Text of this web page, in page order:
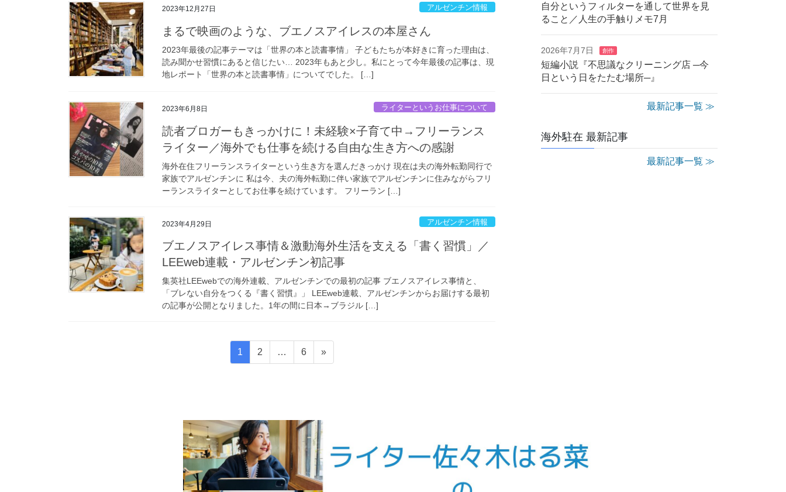
2023年12月27日 アルゼンチン情報
まるで映画のような、ブエノスアイレスの本屋さん
2023年最後の記事テーマは「世界の本と読書事情」 子どもたちが本好きに育った理由は、
読み聞かせ習慣にあると信じたい… 2023年もあと少し。私にとって今年最後の記事は、現
地レポート「世界の本と読書事情」についてでした。 […]
2023年6月8日 ライターというお仕事について
読者ブロガーもきっかけに！未経験×子育て中→フリーランス
ライター／海外でも仕事を続ける自由な生き方への感謝
海外在住フリーランスライターという生き方を選んだきっかけ 現在は夫の海外転勤同行で
家族でアルゼンチンに 私は今、夫の海外転勤に伴い家族でアルゼンチンに住みながらフリ
ーランスライターとしてお仕事を続けています。 フリーラン […]
2023年4月29日 アルゼンチン情報
ブエノスアイレス事情＆激動海外生活を支える「書く習慣」／
LEEweb連載・アルゼンチン初記事
集英社LEEwebでの海外連載、アルゼンチンでの最初の記事 ブエノスアイレス事情と、
「ブレない自分をつくる『書く習慣』」 LEEweb連載、アルゼンチンからお届けする最初
の記事が公開となりました。1年の間に日本→ブラジル […]
固
定
1
固
定
2 …
固
定
6 »
自分というフィルターを通して世界を見
ること／人生の手触りメモ7月
2026年7月7日 創作
短編小説『不思議なクリーニング店 ─今
日という日をたたむ場所─』
最新記事一覧 ≫
海外駐在 最新記事
最新記事一覧 ≫